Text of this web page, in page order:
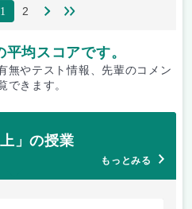
1 2
均スコアです。
無やテスト情報、先輩のコメン
できます。
」の授業
もっとみる